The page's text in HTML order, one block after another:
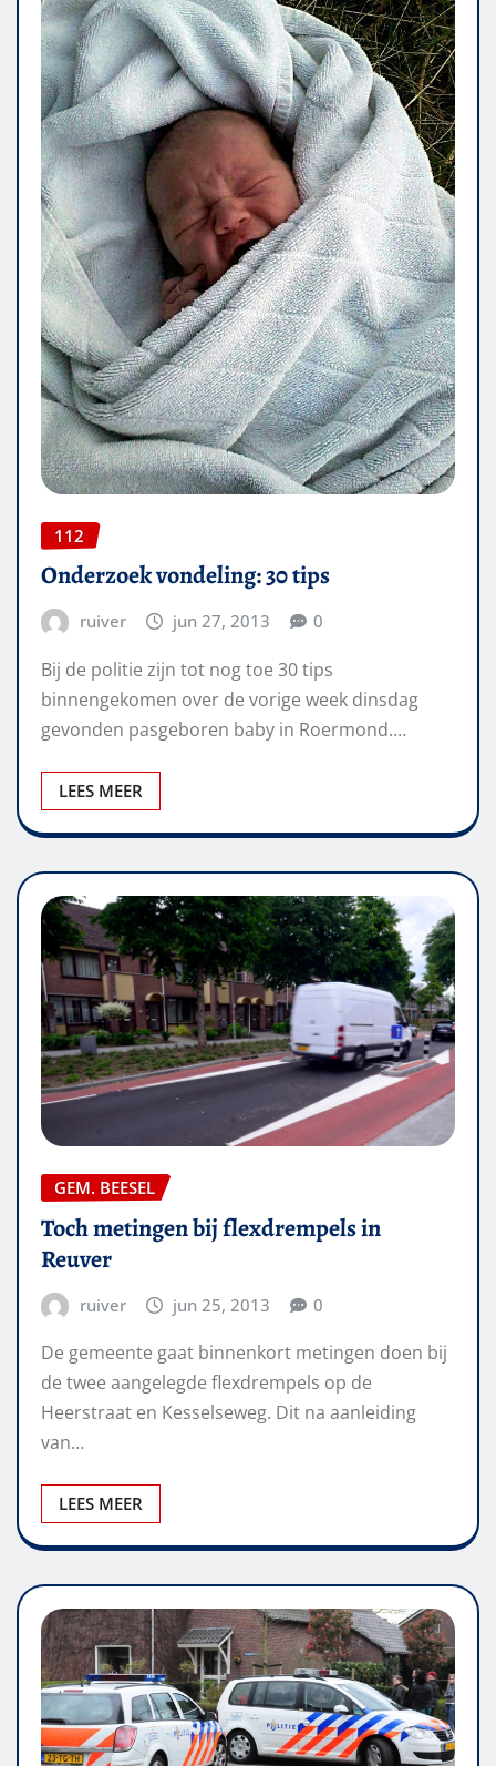
112
Onderzoek vondeling: 30 tips
ruiver jun 27, 2013 0
Bij de politie zijn tot nog toe 30 tips
binnengekomen over de vorige week dinsdag
gevonden pasgeboren baby in Roermond.…
LEES MEER
GEM. BEESEL
Toch metingen bij flexdrempels in
Reuver
ruiver jun 25, 2013 0
De gemeente gaat binnenkort metingen doen bij
de twee aangelegde flexdrempels op de
Heerstraat en Kesselseweg. Dit na aanleiding
van…
LEES MEER